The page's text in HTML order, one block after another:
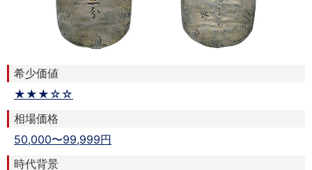
希少価値
★★★☆☆
相場価格
50,000〜99,999円
時代背景